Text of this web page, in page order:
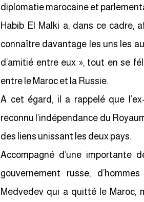
diplomatie marocaine et
Habib El Malki a, dans ce cadre,
connaître davantage les uns les
d’amitié entre eux », tout en se
entre le Maroc et la Russie.
A cet égard, il a rappelé que
reconnu l’indépendance du
des liens unissant les deux pays.
Accompagné d’une importante
gouvernement russe,
Medvedev qui a quitté le Maroc,